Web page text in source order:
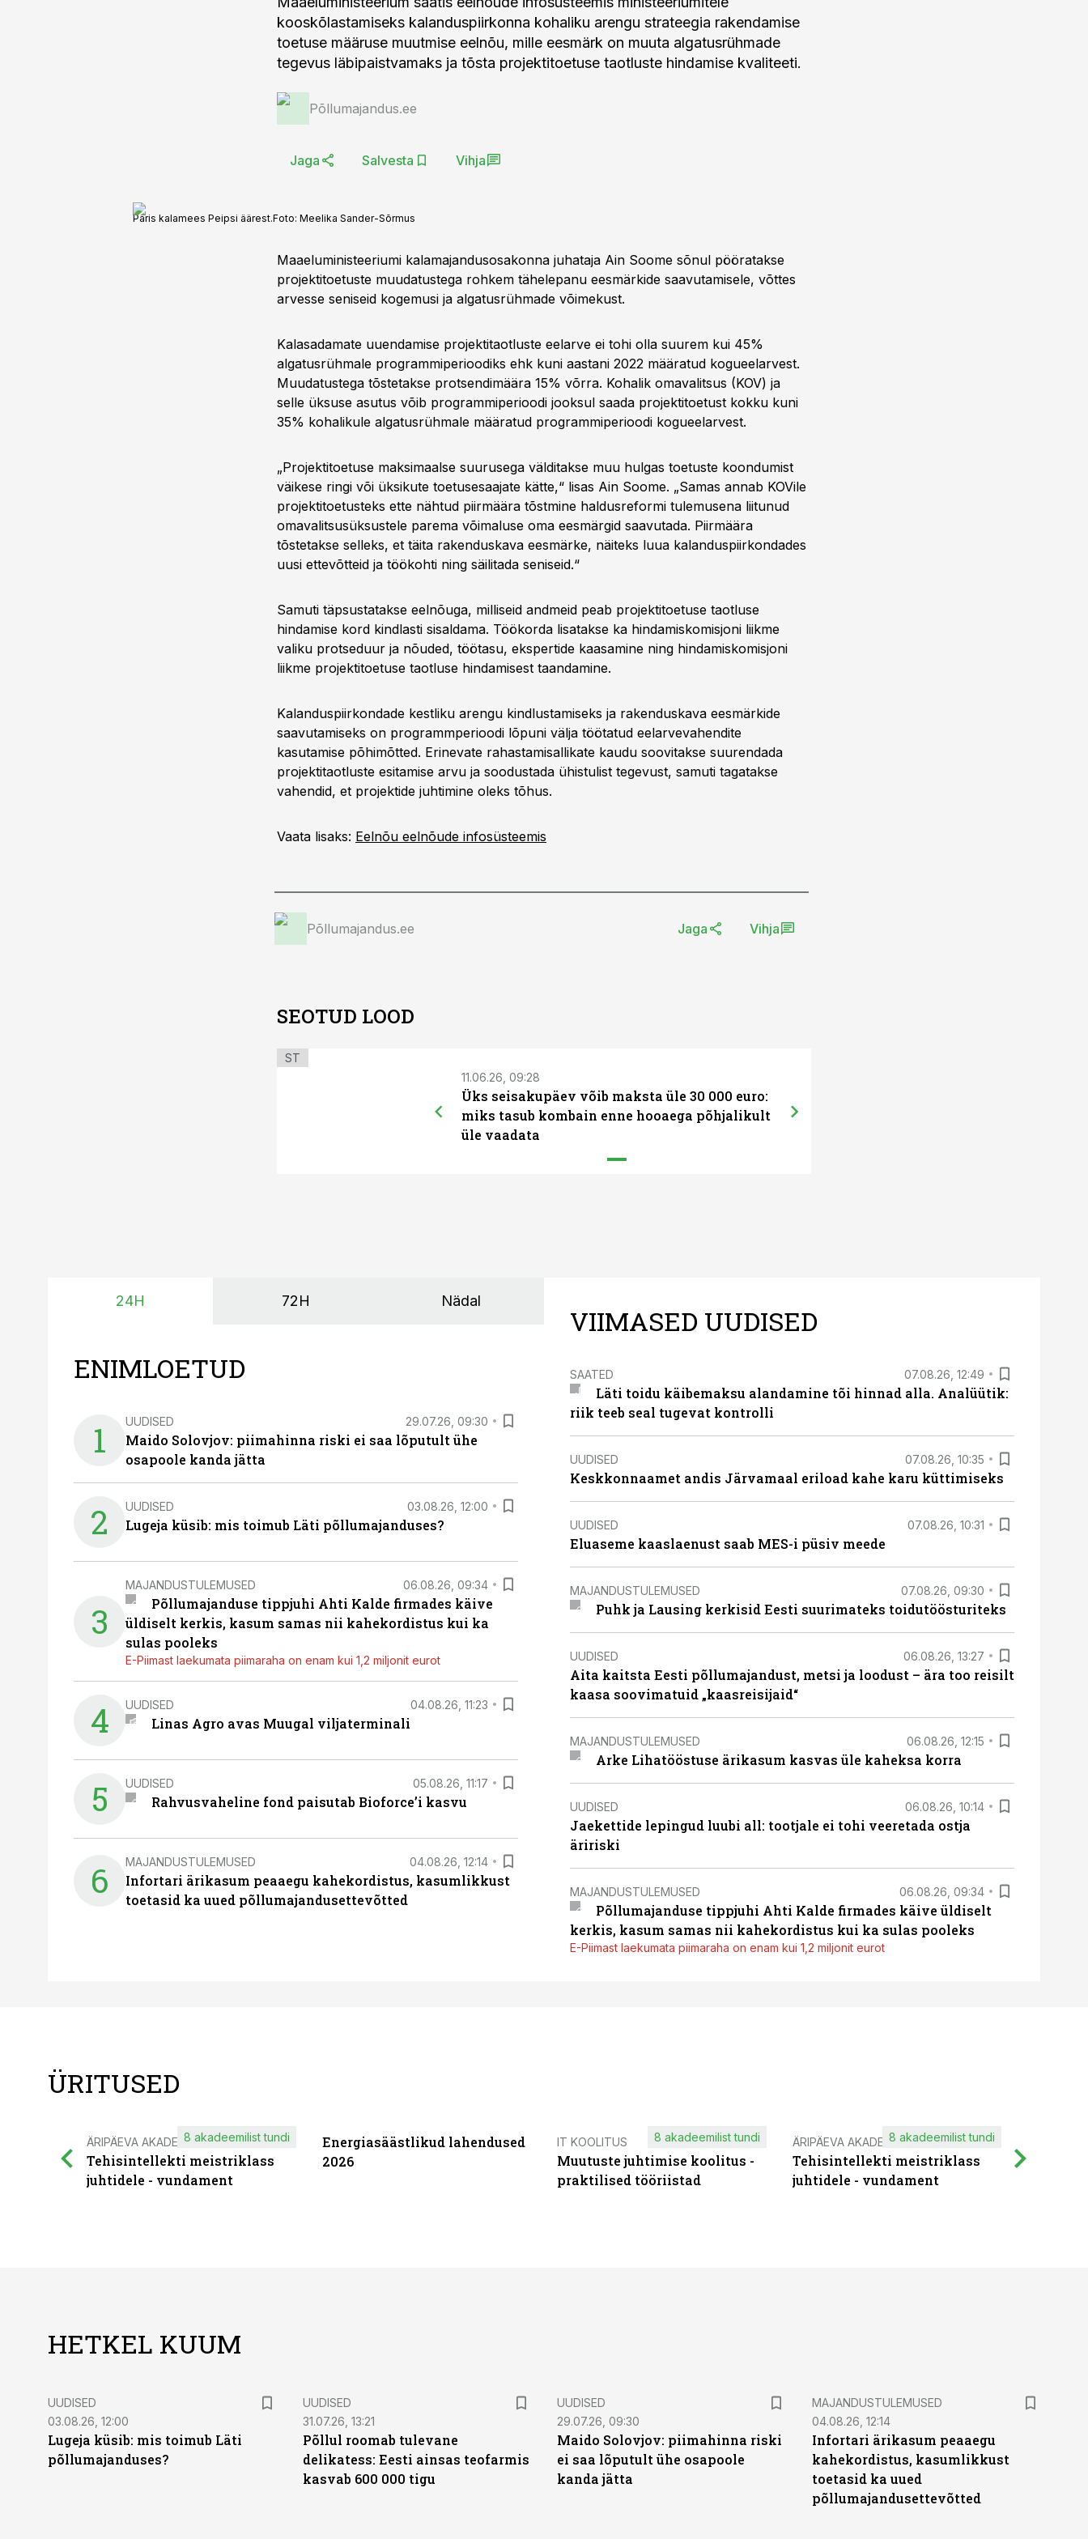
kooskõlastamiseks kalanduspiirkonna kohaliku arengu strateegia rakendamise
toetuse määruse muutmise eelnõu, mille eesmärk on muuta algatusrühmade
tegevus läbipaistvamaks ja tõsta projektitoetuse taotluste hindamise kvaliteeti.
Põllumajandus.ee
Jaga Salvesta Vihja
Päris kalamees Peipsi äärest.Foto: Meelika Sander-Sõrmus
Maaeluministeeriumi kalamajandusosakonna juhataja Ain Soome sõnul pööratakse
projektitoetuste muudatustega rohkem tähelepanu eesmärkide saavutamisele, võttes
arvesse seniseid kogemusi ja algatusrühmade võimekust.
Kalasadamate uuendamise projektitaotluste eelarve ei tohi olla suurem kui 45%
algatusrühmale programmiperioodiks ehk kuni aastani 2022 määratud kogueelarvest.
Muudatustega tõstetakse protsendimäära 15% võrra. Kohalik omavalitsus (KOV) ja
selle üksuse asutus võib programmiperioodi jooksul saada projektitoetust kokku kuni
35% kohalikule algatusrühmale määratud programmiperioodi kogueelarvest.
„Projektitoetuse maksimaalse suurusega välditakse muu hulgas toetuste koondumist
väikese ringi või üksikute toetusesaajate kätte,“ lisas Ain Soome. „Samas annab KOVile
projektitoetusteks ette nähtud piirmäära tõstmine haldusreformi tulemusena liitunud
omavalitsusüksustele parema võimaluse oma eesmärgid saavutada. Piirmäära
tõstetakse selleks, et täita rakenduskava eesmärke, näiteks luua kalanduspiirkondades
uusi ettevõtteid ja töökohti ning säilitada seniseid.“
Samuti täpsustatakse eelnõuga, milliseid andmeid peab projektitoetuse taotluse
hindamise kord kindlasti sisaldama. Töökorda lisatakse ka hindamiskomisjoni liikme
valiku protseduur ja nõuded, töötasu, ekspertide kaasamine ning hindamiskomisjoni
liikme projektitoetuse taotluse hindamisest taandamine.
Kalanduspiirkondade kestliku arengu kindlustamiseks ja rakenduskava eesmärkide
saavutamiseks on programmperioodi lõpuni välja töötatud eelarvevahendite
kasutamise põhimõtted. Erinevate rahastamisallikate kaudu soovitakse suurendada
projektitaotluste esitamise arvu ja soodustada ühistulist tegevust, samuti tagatakse
vahendid, et projektide juhtimine oleks tõhus.
Vaata lisaks: Eelnõu eelnõude infosüsteemis
Põllumajandus.ee Jaga Vihja
SEOTUD LOOD
ST
11.06.26, 09:28
Üks seisakupäev võib maksta üle 30 000 euro:
miks tasub kombain enne hooaega põhjalikult
üle vaadata
24H 72H Nädal
ENIMLOETUD
1 UUDISED 29.07.26, 09:30
Maido Solovjov: piimahinna riski ei saa lõputult ühe
osapoole kanda jätta
2 UUDISED 03.08.26, 12:00
Lugeja küsib: mis toimub Läti põllumajanduses?
3
MAJANDUSTULEMUSED 06.08.26, 09:34
Põllumajanduse tippjuhi Ahti Kalde firmades käive
üldiselt kerkis, kasum samas nii kahekordistus kui ka
sulas pooleks
E-Piimast laekumata piimaraha on enam kui 1,2 miljonit eurot
4 UUDISED 04.08.26, 11:23
Linas Agro avas Muugal viljaterminali
5 UUDISED 05.08.26, 11:17
Rahvusvaheline fond paisutab Bioforce’i kasvu
6 MAJANDUSTULEMUSED 04.08.26, 12:14
Infortari ärikasum peaaegu kahekordistus, kasumlikkust
toetasid ka uued põllumajandusettevõtted
VIIMASED UUDISED
SAATED 07.08.26, 12:49
Läti toidu käibemaksu alandamine tõi hinnad alla. Analüütik:
riik teeb seal tugevat kontrolli
UUDISED 07.08.26, 10:35
Keskkonnaamet andis Järvamaal eriload kahe karu küttimiseks
UUDISED 07.08.26, 10:31
Eluaseme kaaslaenust saab MES-i püsiv meede
MAJANDUSTULEMUSED 07.08.26, 09:30
Puhk ja Lausing kerkisid Eesti suurimateks toidutöösturiteks
UUDISED 06.08.26, 13:27
Aita kaitsta Eesti põllumajandust, metsi ja loodust – ära too reisilt
kaasa soovimatuid „kaasreisijaid“
MAJANDUSTULEMUSED 06.08.26, 12:15
Arke Lihatööstuse ärikasum kasvas üle kaheksa korra
UUDISED 06.08.26, 10:14
Jaekettide lepingud luubi all: tootjale ei tohi veeretada ostja
äririski
MAJANDUSTULEMUSED 06.08.26, 09:34
Põllumajanduse tippjuhi Ahti Kalde firmades käive üldiselt
kerkis, kasum samas nii kahekordistus kui ka sulas pooleks
E-Piimast laekumata piimaraha on enam kui 1,2 miljonit eurot
ÜRITUSED
ÄRIPÄEVA AKADEEMIA
Tehisintellekti meistriklass
juhtidele - vundament
8 akadeemilist tundi
Energiasäästlikud lahendused
2026
IT KOOLITUS
Muutuste juhtimise koolitus -
praktilised tööriistad
8 akadeemilist tundi ÄRIPÄEVA AKADEEMIA
Tehisintellekti meistriklass
juhtidele - vundament
8 akadeemilist tundi
HETKEL KUUM
UUDISED
03.08.26, 12:00
Lugeja küsib: mis toimub Läti
põllumajanduses?
UUDISED
31.07.26, 13:21
Põllul roomab tulevane
delikatess: Eesti ainsas teofarmis
kasvab 600 000 tigu
UUDISED
29.07.26, 09:30
Maido Solovjov: piimahinna riski
ei saa lõputult ühe osapoole
kanda jätta
MAJANDUSTULEMUSED
04.08.26, 12:14
Infortari ärikasum peaaegu
kahekordistus, kasumlikkust
toetasid ka uued
põllumajandusettevõtted